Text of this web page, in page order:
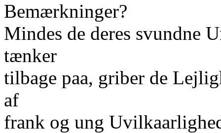
Bemærkninger?
Mindes de deres svundne
tænker
tilbage paa, griber de
af
frank og ung